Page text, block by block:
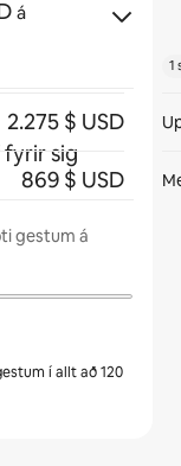
á
fyrir sig
gestum á
í allt að 120
2.275 $ USD
869 $ USD
1